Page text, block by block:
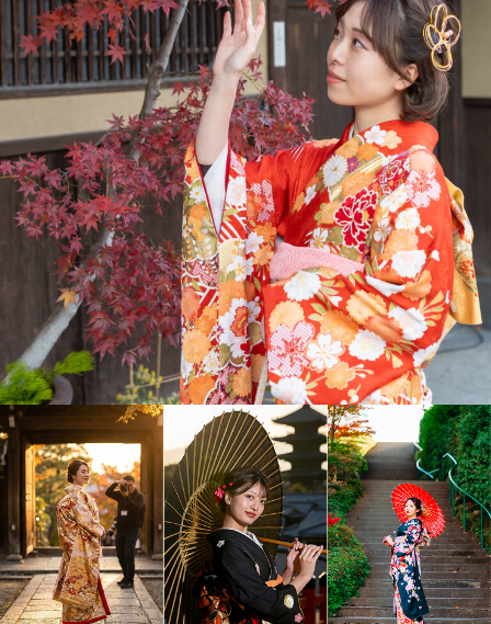
証明写真撮影
飲食メニュー撮影
不動産撮影
観光カメラマンサービス
記念日撮影サービス
商品撮影(物撮り)
Q&Aよくある質問
Blogブログ
Company法人様向け
予約フォーム
お問い合わせ